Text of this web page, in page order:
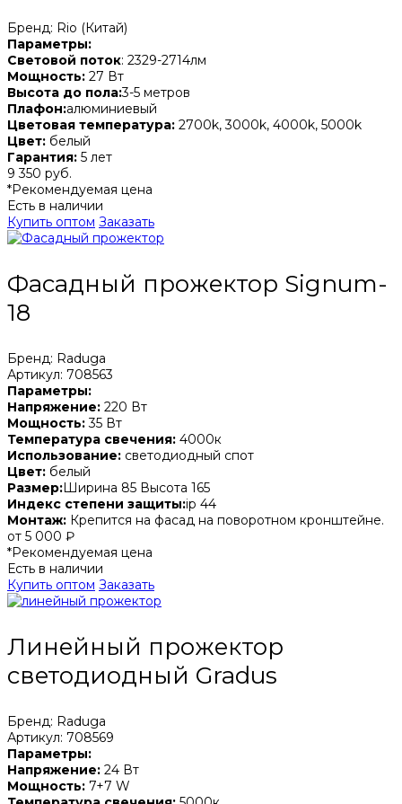
Бренд: Rio (Китай)
Параметры:
Световой поток: 2329-2714лм
Мощность: 27 Вт
Высота до пола:3-5 метров
Плафон:алюминиевый
Цветовая температура: 2700k, 3000k, 4000k, 5000k
Цвет: белый
Гарантия: 5 лет
9 350 руб.
*Рекомендуемая цена
Есть в наличии
Купить оптом Заказать
Фасадный прожектор Signum-
18
Бренд: Raduga
Артикул: 708563
Параметры:
Напряжение: 220 Вт
Мощность:35 Вт
Температура свечения: 4000к
Использование: светодиодный спот
Цвет: белый
Размер:Ширина 85 Высота 165
Индекс степени защиты:ip 44
Монтаж: Крепится на фасад на поворотном кронштейне.
от 5 000 ₽
*Рекомендуемая цена
Есть в наличии
Купить оптом Заказать
Линейный прожектор
светодиодный Gradus
Бренд: Raduga
Артикул: 708569
Параметры:
Напряжение: 24 Вт
Мощность: 7+7 W